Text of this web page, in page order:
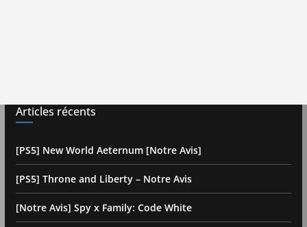
Articles récents
[PS5] New World Aeternum [Notre Avis]
[PS5] Throne and Liberty – Notre Avis
[Notre Avis] Spy x Family: Code White